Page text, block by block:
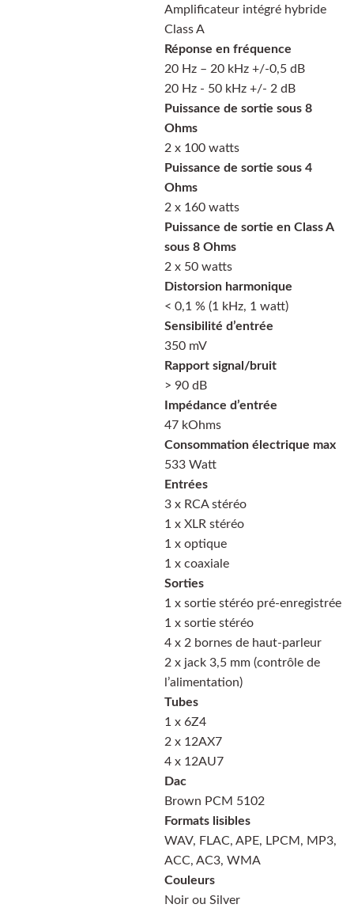
Amplificateur intégré hybride
Class A
Réponse en fréquence
20 Hz – 20 kHz +/-0,5 dB
20 Hz - 50 kHz +/- 2 dB
Puissance de sortie sous 8
Ohms
2 x 100 watts
Puissance de sortie sous 4
Ohms
2 x 160 watts
Puissance de sortie en Class A
sous 8 Ohms
2 x 50 watts
Distorsion harmonique
< 0,1 % (1 kHz, 1 watt)
Sensibilité d’entrée
350 mV
Rapport signal/bruit
> 90 dB
Impédance d’entrée
47 kOhms
Consommation électrique max
533 Watt
Entrées
3 x RCA stéréo
1 x XLR stéréo
1 x optique
1 x coaxiale
Sorties
1 x sortie stéréo pré-enregistrée
1 x sortie stéréo
4 x 2 bornes de haut-parleur
2 x jack 3,5 mm (contrôle de
l’alimentation)
Tubes
1 x 6Z4
2 x 12AX7
4 x 12AU7
Dac
Brown PCM 5102
Formats lisibles
WAV, FLAC, APE, LPCM, MP3,
ACC, AC3, WMA
Couleurs
Noir ou Silver